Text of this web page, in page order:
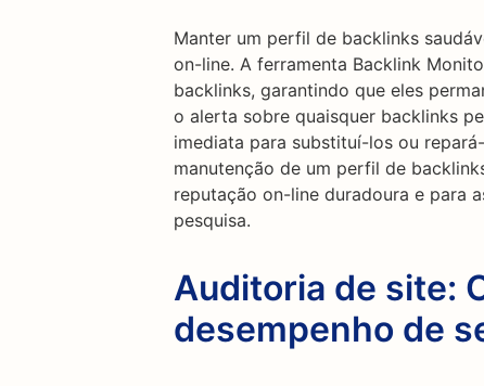
Manter um perfil de backlinks
on-line. A ferramenta Backlink
backlinks, garantindo que eles
o alerta sobre quaisquer backlinks
imediata para substituí-los ou
manutenção de um perfil de
reputação on-line duradoura e para
pesquisa.
Auditoria de site:
desempenho de